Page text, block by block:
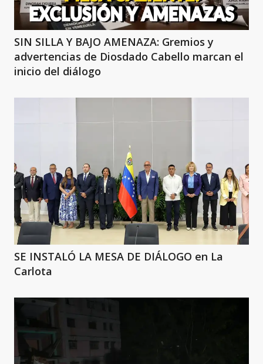
SIN SILLA Y BAJO AMENAZA: Gremios y
advertencias de Diosdado Cabello marcan el
inicio del diálogo
SE INSTALÓ LA MESA DE DIÁLOGO en La
Carlota